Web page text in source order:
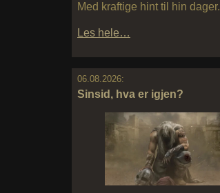
Med kraftige hint til hin dager.
Les hele…
06.08.2026:
Sinsid, hva er igjen?